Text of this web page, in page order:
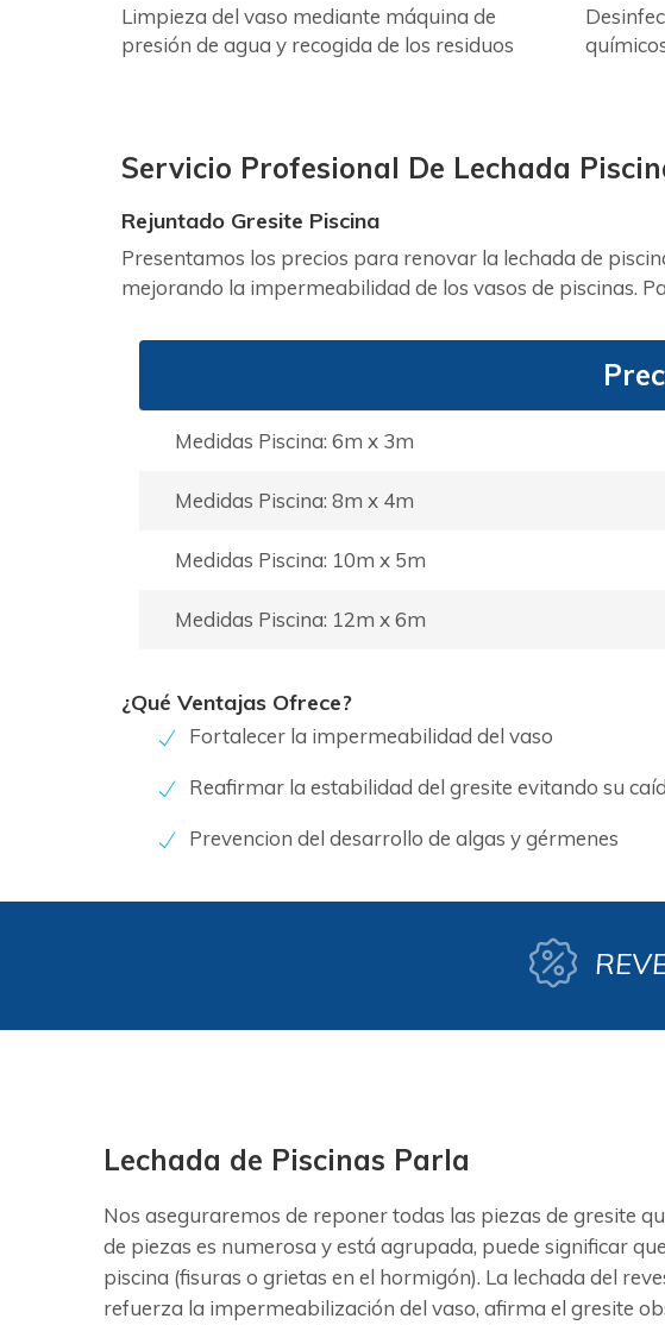
Limpieza del vaso mediante máquina de
presión de agua y recogida de los residuos
Servicio Profesional De Lechada
Rejuntado Gresite Piscina
Presentamos los precios para renovar la lechada de
mejorando la impermeabilidad de los vasos de piscinas.
Medidas Piscina: 6m x 3m
Medidas Piscina: 8m x 4m
Medidas Piscina: 10m x 5m
Medidas Piscina: 12m x 6m
¿Qué Ventajas Ofrece?
Fortalecer la impermeabilidad del vaso
Reafirmar la estabilidad del gresite evitando su
Prevencion del desarrollo de algas y gérmenes
Lechada de Piscinas Parla
Nos aseguraremos de reponer todas las piezas de gresite
de piezas es numerosa y está agrupada, puede significar
piscina (fisuras o grietas en el hormigón). La lechada del
refuerza la impermeabilización del vaso, afirma el gresite